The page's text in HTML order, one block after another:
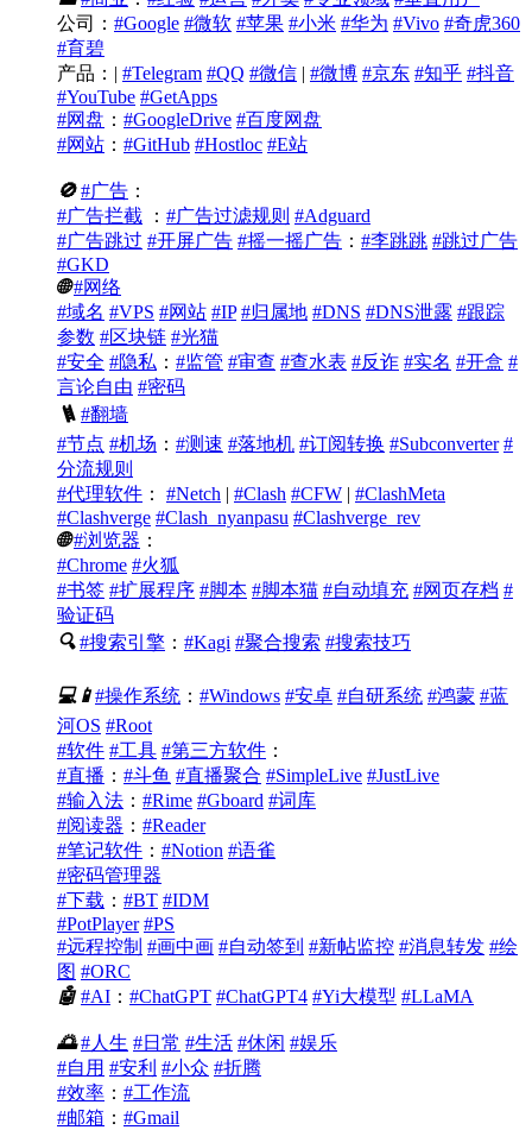
公司： #Google #微软 #苹果 #小米 #华为 #Vivo #奇虎360
#育碧
产品：| #Telegram #QQ #微信 | #微博 #京东 #知乎 #抖音
#YouTube #GetApps
#网盘 ： #GoogleDrive #百度网盘
#网站 ： #GitHub #Hostloc #E站
🚫 #广告 ：
#广告拦截 ： #广告过滤规则 #Adguard
#广告跳过 #开屏广告 #摇一摇广告 ： #李跳跳 #跳过广告
#GKD
🌐 #网络
#域名 #VPS #网站 #IP #归属地 #DNS #DNS泄露 #跟踪
参数 #区块链 #光猫
#安全 #隐私 ： #监管 #审查 #查水表 #反诈 #实名 #开盒 #
言论自由 #密码
🪜 #翻墙
#节点 #机场 ： #测速 #落地机 #订阅转换 #Subconverter #
分流规则
#代理软件 ： #Netch | #Clash #CFW | #ClashMeta
#Clashverge #Clash_nyanpasu #Clashverge_rev
🌐 #浏览器 ：
#Chrome #火狐
#书签 #扩展程序 #脚本 #脚本猫 #自动填充 #网页存档 #
验证码
🔍 #搜索引擎 ： #Kagi #聚合搜索 #搜索技巧
💻📱#操作系统 ： #Windows #安卓 #自研系统 #鸿蒙 #蓝
河OS #Root
#软件 #工具 #第三方软件 ：
#直播 ： #斗鱼 #直播聚合 #SimpleLive #JustLive
#输入法 ： #Rime #Gboard #词库
#阅读器 ： #Reader
#笔记软件 ： #Notion #语雀
#密码管理器
#下载 ： #BT #IDM
#PotPlayer #PS
#远程控制 #画中画 #自动签到 #新帖监控 #消息转发 #绘
图 #ORC
🤖 #AI ： #ChatGPT #ChatGPT4 #Yi大模型 #LLaMA
🌅 #人生 #日常 #生活 #休闲 #娱乐
#自用 #安利 #小众 #折腾
#效率 ： #工作流
#邮箱 ： #Gmail